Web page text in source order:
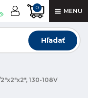
0 MENU
Hľadať
130-108V